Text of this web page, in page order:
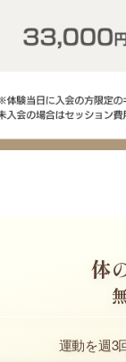
体
運動を週3